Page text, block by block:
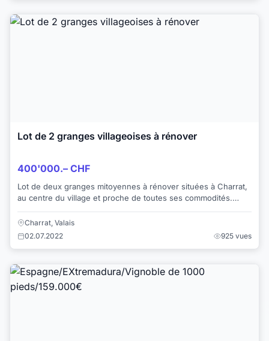
Lot de 2 granges villageoises à rénover
400'000.– CHF
Lot de deux granges mitoyennes à rénover situées à Charrat,
au centre du village et proche de toutes ses commodités.
Charrat, Valais
02.07.2022
925 vues